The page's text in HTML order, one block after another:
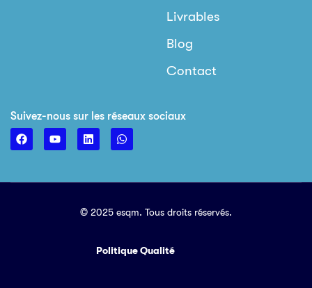
Livrables
Blog
Contact
Suivez-nous sur les réseaux sociaux
© 2025 esqm. Tous droits réservés.
Politique Qualité